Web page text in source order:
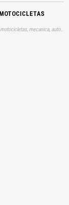
Tags: manual, manuales, tecnico, manualitos, reglajes, horquilla, delantera, motocicletas, mecanica, automotriz, aprender, descargas